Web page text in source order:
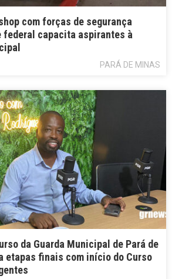
com forças de segurança
federal capacita aspirantes à
PARÁ DE MINAS
da Guarda Municipal de Pará de
etapas finais com início do Curso